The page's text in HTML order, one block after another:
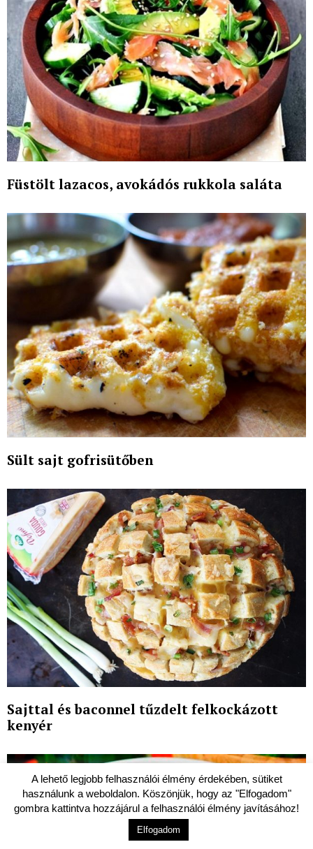
Füstölt lazacos, avokádós rukkola saláta
Sült sajt gofrisütőben
Sajttal és baconnel tűzdelt felkockázott
kenyér
A lehető legjobb felhasználói élmény érdekében, sütiket
használunk a weboldalon. Köszönjük, hogy az "Elfogadom"
gombra kattintva hozzájárul a felhasználói élmény javításához!
Elfogadom